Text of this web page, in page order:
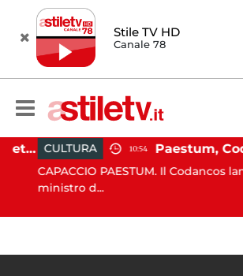
Stile TV HD
Canale 78
Martina Carbonaro, braccialetto elettronico per i genitori della 14enne uccisa dall'ex CULTURA 10:54
CAPACCIO PAESTUM. Il Codancos
ministro d...